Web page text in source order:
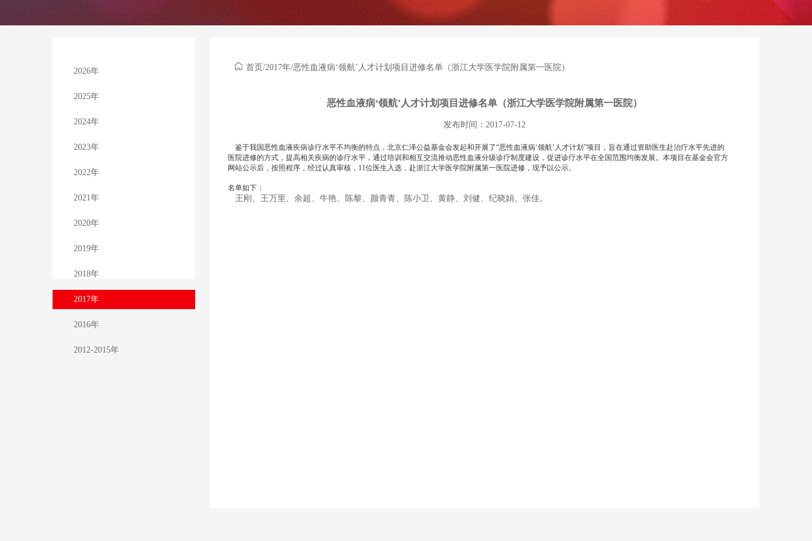
2026年
2025年
2024年
2023年
2022年
2021年
2020年
2019年
2018年
2017年
2016年
2012-2015年
首页 /2017年/恶性血液病‘领航’人才计划项目进修名单（浙江大学医学院附属第一医院）
恶性血液病‘领航’人才计划项目进修名单（浙江大学医学院附属第一医院）
发布时间：2017-07-12
鉴于我国恶性血液疾病诊疗水平不均衡的特点，北京仁泽公益基金会发起和开展了“恶性血液病‘领航’人才计划”项目，旨在通过资助医生赴治疗水平先进的
医院进修的方式，提高相关疾病的诊疗水平，通过培训和相互交流推动恶性血液分级诊疗制度建设，促进诊疗水平在全国范围均衡发展。本项目 在基金会官方
网站公示后，按照程序，经过认真审核，11位医生入选，赴浙江大学医学院附属第一医院进修，现予以公示。
名单如下：
王刚、王万里、余超、牛艳、陈黎、颜青青、陈小卫、黄静、刘健、纪晓娟、张佳。